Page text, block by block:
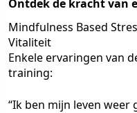
Ontdek de kracht van
Mindfulness Based
Vitaliteit
Enkele ervaringen van
training:
“Ik ben mijn leven weer